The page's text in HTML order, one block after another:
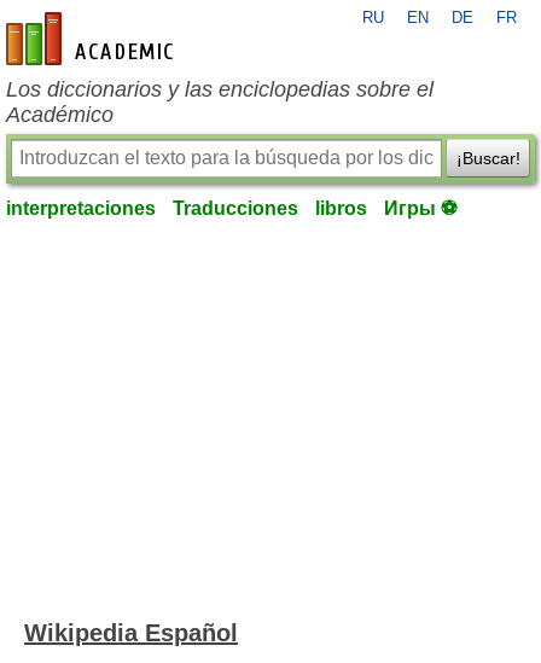
es-academic.com
RU EN DE FR
Los diccionarios y las enciclopedias sobre el
Académico
¡Buscar!
interpretaciones Traducciones libros Игры ⚽
Wikipedia Español